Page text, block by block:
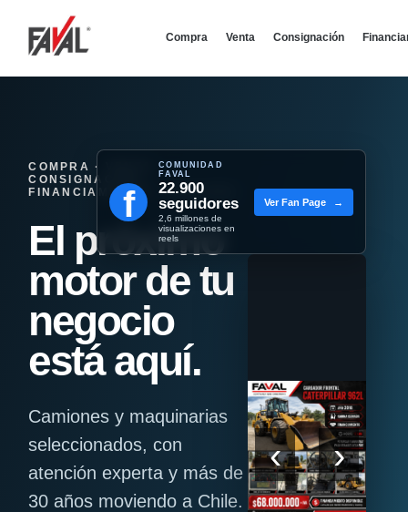
Compra Venta Consignación
COMPRA · VENTA ·
CONSIGNACIÓN ·
FINANCIAMIENTO - REMATES
El próximo
motor de tu
negocio
está aquí.
Camiones y maquinarias
seleccionados, con
atención experta y más de
30 años moviendo a Chile.
f
COMUNIDAD
FAVAL
22.900
seguidores
2,6 millones de
visualizaciones en
reels
Ver Fan Page →
‹ ›